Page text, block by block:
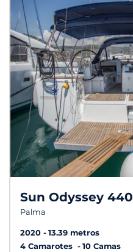
Sun Odyssey 440
Palma
2020
13.39 metros
4 Camarotes
10 Camas